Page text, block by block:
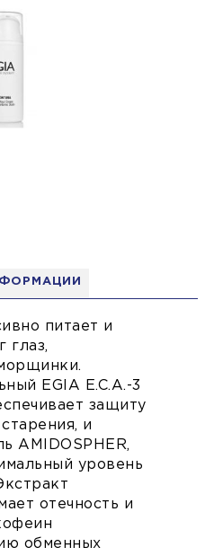
питает и
глаз,
EGIA E.C.A.-3
защиту
и
AMIDOSPHER,
уровень
отечность и
обменных